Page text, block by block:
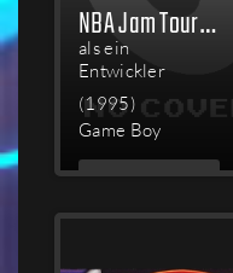
NBA Jam Tournament Edition
als ein
Entwickler
(1995)
Game Boy
MEHR